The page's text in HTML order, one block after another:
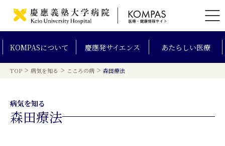
KOMPASについて 慶應発サイエンス あたらしい医療
TOP > 病気を知る > こころの病 > 森田療法
病気を知る
森田療法